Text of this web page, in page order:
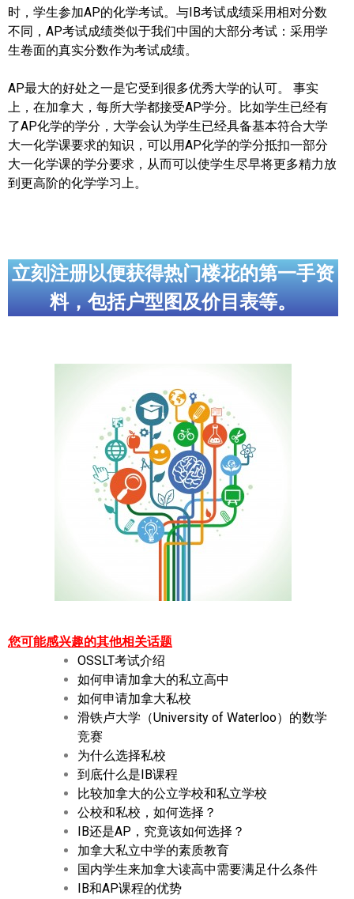
时，学生参加AP的化学考试。与IB考试成绩采用相对分数
不同，AP考试成绩类似于我们中国的大部分考试：采用学
生卷面的真实分数作为考试成绩。
AP最大的好处之一是它受到很多优秀大学的认可。 事实
上，在加拿大，每所大学都接受AP学分。比如学生已经有
了AP化学的学分，大学会认为学生已经具备基本符合大学
大一化学课要求的知识，可以用AP化学的学分抵扣一部分
大一化学课的学分要求，从而可以使学生尽早将更多精力放
到更高阶的化学学习上。
立刻注册以便获得热门楼花的第一手资
料，包括户型图及价目表等。
您可能感兴趣的其他相关话题
OSSLT考试介绍
如何申请加拿大的私立高中
如何申请加拿大私校
滑铁卢大学（University of Waterloo）的数学
竞赛
为什么选择私校
到底什么是IB课程
比较加拿大的公立学校和私立学校
公校和私校，如何选择？
IB还是AP，究竟该如何选择？
加拿大私立中学的素质教育
国内学生来加拿大读高中需要满足什么条件
IB和AP课程的优势